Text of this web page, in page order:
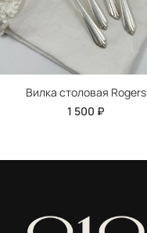
Вилка столовая Rogers
1 500 ₽